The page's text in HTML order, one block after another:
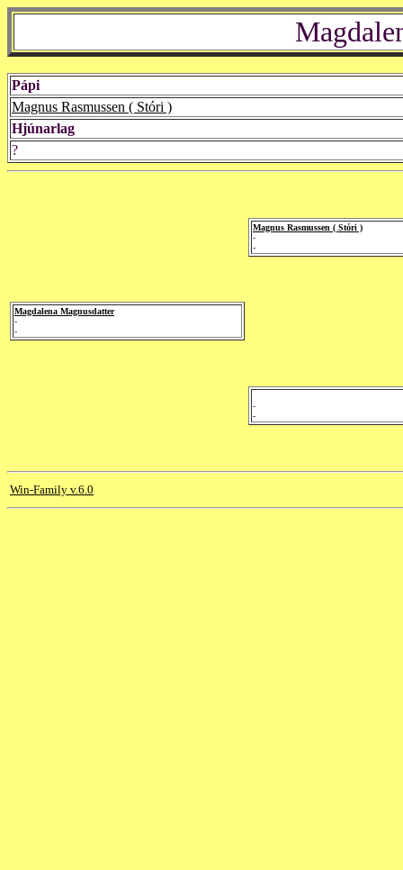
Pápi
Magnus Rasmussen ( Stóri )
Hjúnarlag
?
Magdalena Magnusdatter
-
-
Magnus Rasmussen ( Stóri )
-
-
-
-
Win-Family v.6.0